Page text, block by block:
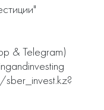
& Telegram)